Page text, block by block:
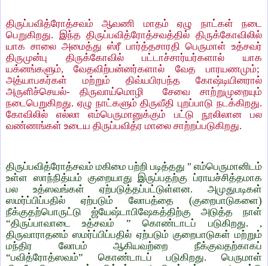
திருப்பவித்ரோத்சவம் ஆவணி மாதம் ஏழு நாட்கள் நடை
பெறுகிறது. இந்த திருப்பவித்ரோத்சவத்தில் திருக்கோவிலில்
யாக சாலை அமைத்து ஸ்ரீ பார்த்தசாரதி பெருமாள் உத்சவர்
திருமுன்பு திருக்கோவில் பட்டாச்சார்யர்களால் யாக
யக்னங்களும், வேதவிற்பன்னர்களால் வேத பாரயணமும்;
அத்யாபகர்கள் மற்றும் திவ்யபிரபந்த கோஷ்டியினரால்
அருளிச்செயல்- திருவாய்மொழி
சேவை சாற்றுமுறையும்
நடைபெறுகிறது. ஏழு நாட்களும் திருவீதி புறப்பாடு நடக்கிறது.
கோவிலில் எல்லா எம்பெருமானுக்கும் பட்டு நூலிலான பல
வண்ணங்கள் உடைய திருப்பவித்ர மாலை சாற்றப்படுகிறது.
திருப்பவித்ரோத்சவம் மகிமை பற்றி படித்தது " எம்பெருமானிடம்
உள்ள ஸாந்நித்யம் குறையாது இருப்பதற்கு ப்ராயச்சித்தமாக
பல உத்ஸவங்கள் ஏற்படுத்தப்பட்டுள்ளன. அமுதுபடிகள்
ஸமர்ப்பிப்பதில் ஏற்படும் லோபத்தை (குறைபாடுகளை)
நீக்குதற்பொருட்டு ஜ்யேஷ்டாபிஷேகத்திற்கு அடுத்த நாள்
“திருப்பாவாடை உத்சவம் ” கொண்டாடப் படுகிறது. ,
திருவாராதனம் ஸமர்ப்பிப்பதில் ஏற்படும் குறைபாடுகள் மற்றும்
மந்திர லோபம் ஆகியவற்றை நீக்குவதற்காகப்
“பவித்ரோத்ஸவம்” கொண்டாடப் படுகிறது. பெருமாள்